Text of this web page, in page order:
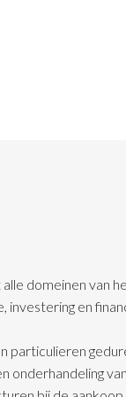
domeinen van
en
particulieren
onderhandeling